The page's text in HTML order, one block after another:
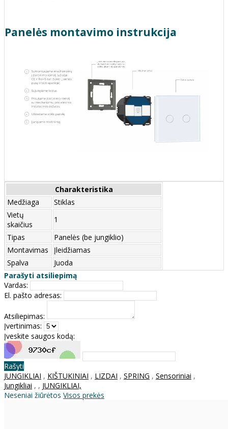
Panelės montavimo instrukcija
Charakteristika
Medžiaga
Stiklas
Vietų
skaičius
1
Tipas
Panelės (be jungiklio)
Montavimas
Įleidžiamas
Spalva
Juoda
Parašyti atsiliepimą
Vardas:
El. pašto adresas:
Atsiliepimas:
Įvertinimas:
Įveskite saugos kodą:
Rašyti
JUNGIKLIAI , KIŠTUKINIAI , LIZDAI , SPRING , Sensoriniai ,
Jungikliai , , JUNGIKLIAI,
Neseniai žiūrėtos Visos prekės